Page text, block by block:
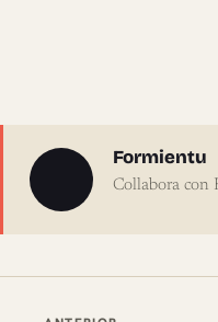
Sobre l'autor
Formientu
Collabora con